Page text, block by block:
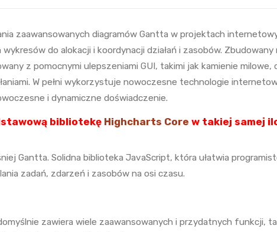
zaawansowanych diagramów Gantta w projektach
do alokacji i koordynacji działań i zasobów. Zbudowany
z pomocnymi ulepszeniami GUI, takimi jak kamienie milowe,
W pełni wykorzystuje nowoczesne technologie
i dynamiczne doświadczenie.
bibliotekę Highcharts Core w takiej samej
Gantta. Solidna biblioteka JavaScript, która ułatwia
zadań, zdarzeń i zasobów na osi czasu.
zawiera wiele zaawansowanych i przydatnych funkcji,